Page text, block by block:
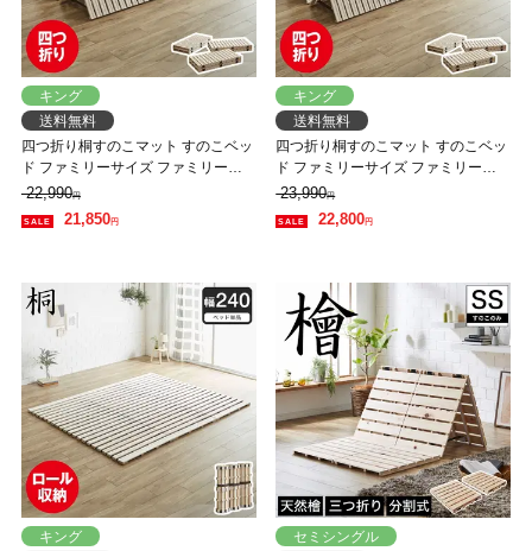
キング
送料無料
四つ折り桐すのこマット すのこベッ
ド ファミリーサイズ ファミリーベ
ッド 幅240cm ベッドフレーム 木製
低ホルムアルデヒド 軽い
22,990円
21,850円
キング
送料無料
四つ折り桐すのこマット すのこベッ
ド ファミリーサイズ ファミリーベ
ッド 幅260cm ベッドフレーム 木製
低ホルムアルデヒド 軽い
23,990円
22,800円
キング
セミシングル